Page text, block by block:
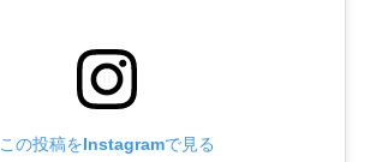
この投稿をInstagramで見る